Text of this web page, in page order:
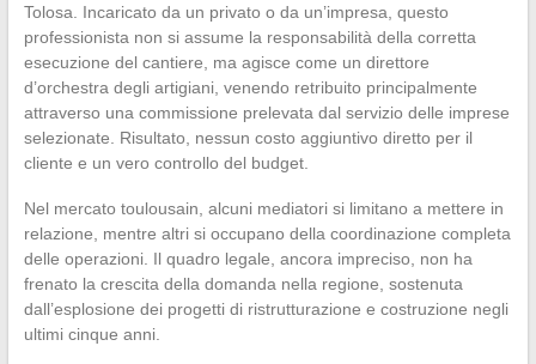
Tolosa. Incaricato da un privato o da un’impresa, questo
professionista non si assume la responsabilità della corretta
esecuzione del cantiere, ma agisce come un direttore
d’orchestra degli artigiani, venendo retribuito principalmente
attraverso una commissione prelevata dal servizio delle imprese
selezionate. Risultato, nessun costo aggiuntivo diretto per il
cliente e un vero controllo del budget.
Nel mercato toulousain, alcuni mediatori si limitano a mettere in
relazione, mentre altri si occupano della coordinazione completa
delle operazioni. Il quadro legale, ancora impreciso, non ha
frenato la crescita della domanda nella regione, sostenuta
dall’esplosione dei progetti di ristrutturazione e costruzione negli
ultimi cinque anni.